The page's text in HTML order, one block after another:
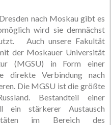
nach Moskau gibt es
wird sie demnächst
Auch unsere Fakultät
der Moskauer Universität
(MGSU) in Form einer
direkte Verbindung nach
Die MGSU ist die größte
Bestandteil einer
ein stärkerer Austausch
im Bereich des